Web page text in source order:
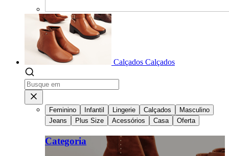
Calçados Calçados
Feminino Infantil Lingerie Calçados
Masculino
Jeans
Plus Size Acessórios Casa Oferta
Categoria